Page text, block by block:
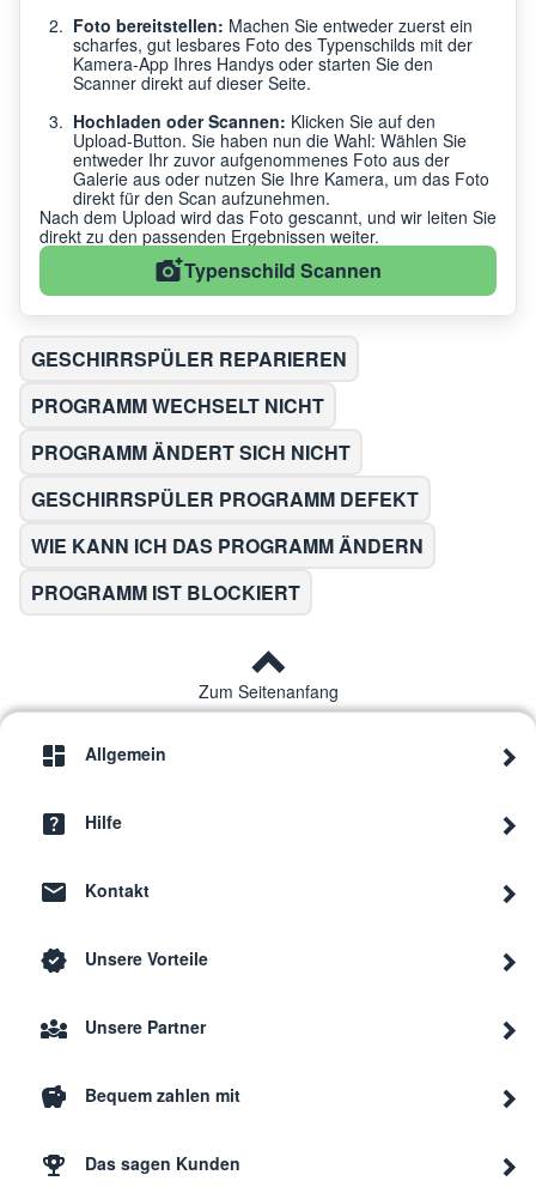
Foto bereitstellen: Machen Sie entweder zuerst ein
scharfes, gut lesbares Foto des Typenschilds mit der
Kamera-App Ihres Handys oder starten Sie den
Scanner direkt auf dieser Seite.
Hochladen oder Scannen: Klicken Sie auf den
Upload-Button. Sie haben nun die Wahl: Wählen Sie
entweder Ihr zuvor aufgenommenes Foto aus der
Galerie aus oder nutzen Sie Ihre Kamera, um das Foto
direkt für den Scan aufzunehmen.
Nach dem Upload wird das Foto gescannt, und wir leiten Sie
direkt zu den passenden Ergebnissen weiter.
Typenschild Scannen
GESCHIRRSPÜLER REPARIEREN
PROGRAMM WECHSELT NICHT
PROGRAMM ÄNDERT SICH NICHT
GESCHIRRSPÜLER PROGRAMM DEFEKT
WIE KANN ICH DAS PROGRAMM ÄNDERN
PROGRAMM IST BLOCKIERT
Zum Seitenanfang
Allgemein
Hilfe
Kontakt
Unsere Vorteile
Unsere Partner
Bequem zahlen mit
Das sagen Kunden